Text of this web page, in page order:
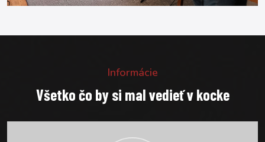
Informácie
Všetko čo by si mal vedieť v kocke